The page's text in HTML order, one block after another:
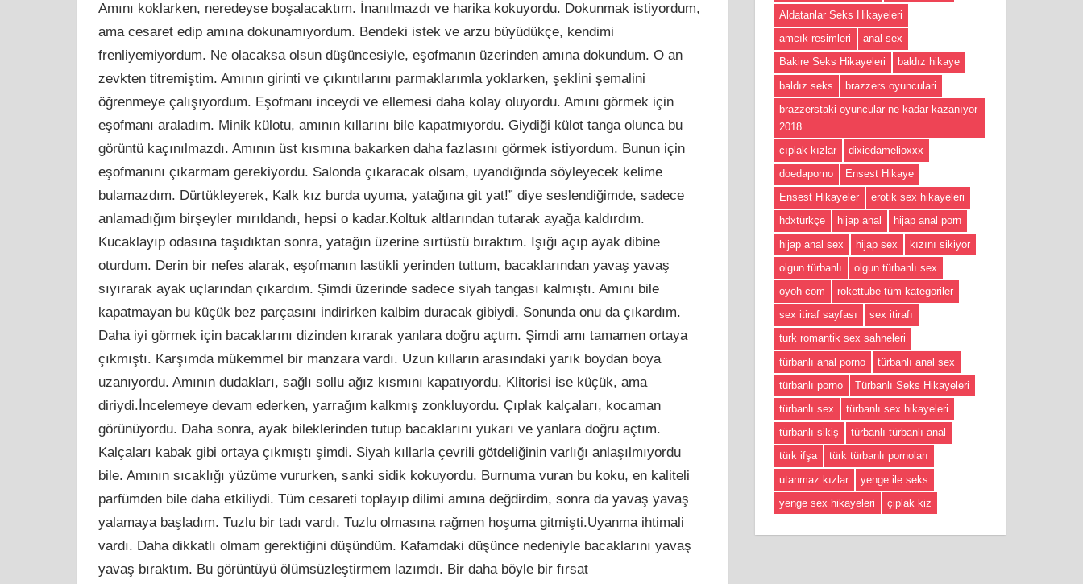
Amını koklarken, neredeyse boşalacaktım. İnanılmazdı ve harika kokuyordu. Dokunmak istiyordum,
ama cesaret edip amına dokunamıyordum. Bendeki istek ve arzu büyüdükçe, kendimi
frenliyemiyordum. Ne olacaksa olsun düşüncesiyle, eşofmanın üzerinden amına dokundum. O an
zevkten titremiştim. Amının girinti ve çıkıntılarını parmaklarımla yoklarken, şeklini şemalini
öğrenmeye çalışıyordum. Eşofmanı inceydi ve ellemesi daha kolay oluyordu. Amını görmek için
eşofmanı araladım. Minik külotu, amının kıllarını bile kapatmıyordu. Giydiği külot tanga olunca bu
görüntü kaçınılmazdı. Amının üst kısmına bakarken daha fazlasını görmek istiyordum. Bunun için
eşofmanını çıkarmam gerekiyordu. Salonda çıkaracak olsam, uyandığında söyleyecek kelime
bulamazdım. Dürtükleyerek, Kalk kız burda uyuma, yatağına git yat!” diye seslendiğimde, sadece
anlamadığım birşeyler mırıldandı, hepsi o kadar.Koltuk altlarından tutarak ayağa kaldırdım.
Kucaklayıp odasına taşıdıktan sonra, yatağın üzerine sırtüstü bıraktım. Işığı açıp ayak dibine
oturdum. Derin bir nefes alarak, eşofmanın lastikli yerinden tuttum, bacaklarından yavaş yavaş
sıyırarak ayak uçlarından çıkardım. Şimdi üzerinde sadece siyah tangası kalmıştı. Amını bile
kapatmayan bu küçük bez parçasını indirirken kalbim duracak gibiydi. Sonunda onu da çıkardım.
Daha iyi görmek için bacaklarını dizinden kırarak yanlara doğru açtım. Şimdi amı tamamen ortaya
çıkmıştı. Karşımda mükemmel bir manzara vardı. Uzun kılların arasındaki yarık boydan boya
uzanıyordu. Amının dudakları, sağlı sollu ağız kısmını kapatıyordu. Klitorisi ise küçük, ama
diriydi.İncelemeye devam ederken, yarrağım kalkmış zonkluyordu. Çıplak kalçaları, kocaman
görünüyordu. Daha sonra, ayak bileklerinden tutup bacaklarını yukarı ve yanlara doğru açtım.
Kalçaları kabak gibi ortaya çıkmıştı şimdi. Siyah kıllarla çevrili götdeliğinin varlığı anlaşılmıyordu
bile. Amının sıcaklığı yüzüme vururken, sanki sidik kokuyordu. Burnuma vuran bu koku, en kaliteli
parfümden bile daha etkiliydi. Tüm cesareti toplayıp dilimi amına değdirdim, sonra da yavaş yavaş
yalamaya başladım. Tuzlu bir tadı vardı. Tuzlu olmasına rağmen hoşuma gitmişti.Uyanma ihtimali
vardı. Daha dikkatlı olmam gerektiğini düşündüm. Kafamdaki düşünce nedeniyle bacaklarını yavaş
yavaş bıraktım. Bu görüntüyü ölümsüzleştirmem lazımdı. Bir daha böyle bir fırsat
Aldatanlar Seks Hikayeleri
amcık resimleri
anal sex
Bakire Seks Hikayeleri
baldız hikaye
baldız seks
brazzers oyunculari
brazzerstaki oyuncular ne kadar kazanıyor
2018
cıplak kızlar
dixiedamelioxxx
doedaporno
Ensest Hikaye
Ensest Hikayeler
erotik sex hikayeleri
hdxtürkçe
hijap anal
hijap anal porn
hijap anal sex
hijap sex
kızını sikiyor
olgun türbanlı
olgun türbanlı sex
oyoh com
rokettube tüm kategoriler
sex itiraf sayfası
sex itirafı
turk romantik sex sahneleri
türbanlı anal porno
türbanlı anal sex
türbanlı porno
Türbanlı Seks Hikayeleri
türbanlı sex
türbanlı sex hikayeleri
türbanlı sikiş
türbanlı türbanlı anal
türk ifşa
türk türbanlı pornoları
utanmaz kızlar
yenge ile seks
yenge sex hikayeleri
çiplak kiz